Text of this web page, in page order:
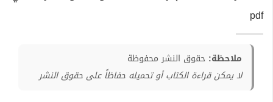
pdf
ملاحظة: حقوق النشر محفوظة
لا يمكن قراءة الكتاب أو تحميله حفاظاً على حقوق النشر